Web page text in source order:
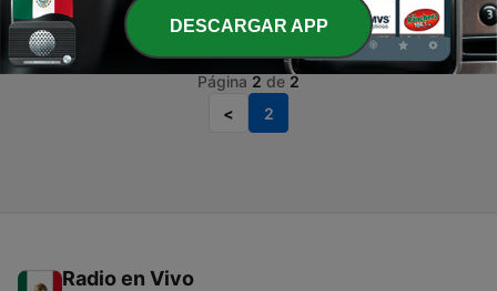
06 mayo 2026
Página 2 de 2
<
2
Radio en Vivo
DESCARGAR APP